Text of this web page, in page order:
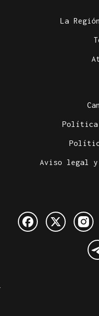
La
Política
Aviso legal y